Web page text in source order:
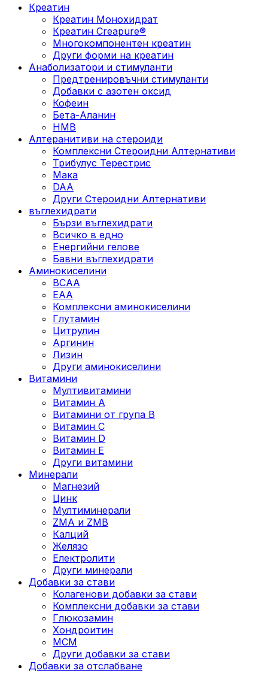
Креатин
Креатин Монохидрат
Креатин Creapure®
Многокомпонентен креатин
Други форми на креатин
Анаболизатори и стимуланти
Предтренировъчни стимуланти
Добавки с азотен оксид
Кофеин
Бета-Аланин
HMB
Алтеранитиви на стероиди
Комплексни Стероидни Алтернативи
Трибулус Терестрис
Maка
DAA
Други Стероидни Алтернативи
въглехидрати
Бързи въглехидрати
Всичко в едно
Енергийни гелове
Бавни въглехидрати
Аминокиселини
BCAA
EAA
Комплексни аминокиселини
Глутамин
Цитрулин
Аргинин
Лизин
Други аминокиселини
Витамини
Мултивитамини
Витамин А
Витамини от група B
Витамин C
Витамин D
Витамин E
Други витамини
Минерали
Магнезий
Цинк
Мултиминерали
ZMA и ZMB
Калций
Желязо
Електролити
Други минерали
Добавки за стави
Колагенови добавки за стави
Комплексни добавки за стави
Глюкозамин
Хондроитин
МСМ
Други добавки за стави
Добавки за отслабване